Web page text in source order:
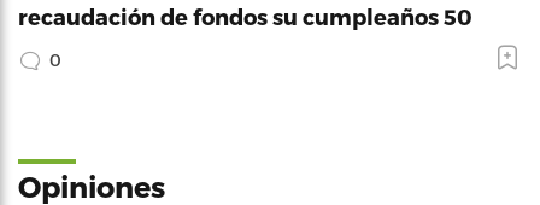
recaudación de fondos su cumpleaños 50
0
Opiniones